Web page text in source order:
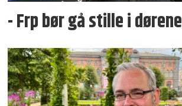
- Frp bør gå stille i dørene